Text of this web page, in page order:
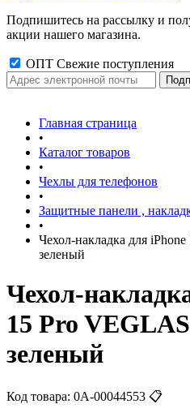
Подпишитесь на рассылку и
акции нашего магазина.
ОПТ Свежие поступления
Главная страница
•
Каталог товаров
•
Чехлы для телефонов
•
Защитные панели ,
•
Чехол-накладка для
зеленый
Чехол-
15 Pro
зеленый
Код товара: 0А-00044553 📋